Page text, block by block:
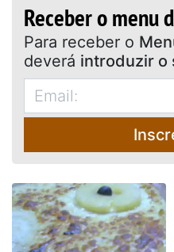
Receber o menu
Para receber o
deverá introduzir o